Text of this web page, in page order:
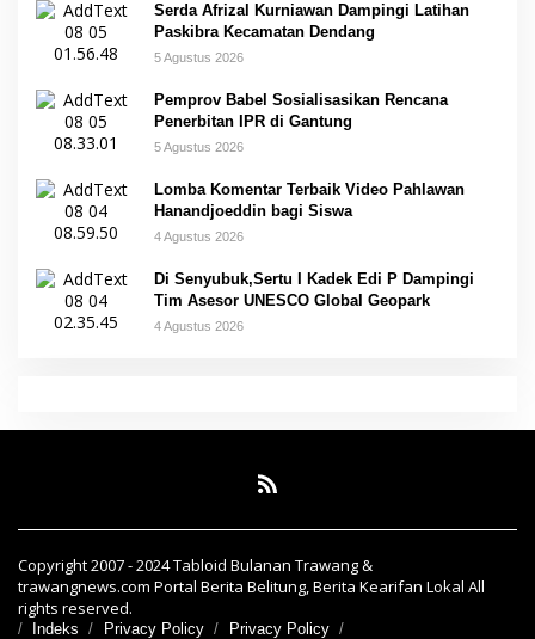
Serda Afrizal Kurniawan Dampingi Latihan
Paskibra Kecamatan Dendang
5 Agustus 2026
Pemprov Babel Sosialisasikan Rencana
Penerbitan IPR di Gantung
5 Agustus 2026
Lomba Komentar Terbaik Video Pahlawan
Hanandjoeddin bagi Siswa
4 Agustus 2026
Di Senyubuk,Sertu I Kadek Edi P Dampingi
Tim Asesor UNESCO Global Geopark
4 Agustus 2026
Copyright 2007 - 2024 Tabloid Bulanan Trawang &
trawangnews.com Portal Berita Belitung, Berita Kearifan Lokal All
rights reserved.
Indeks Privacy Policy
Privacy Policy